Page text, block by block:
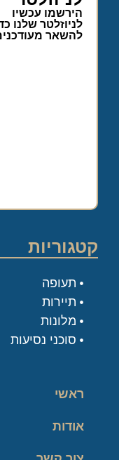
הירשמו עכשיו
לניוזלטר שלנו
להשאר
קטגוריות
תעופה
תיירות
מלונות
סוכני נסיעות
ראשי
אודות